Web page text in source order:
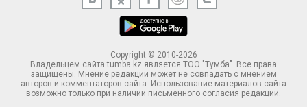
Copyright © 2010-2026
Владельцем сайта tumba.kz является ТОО "Тумба". Все права
защищены. Мнение редакции может не совпадать с мнением
авторов и комментаторов сайта. Использование материалов сайта
возможно только при наличии письменного согласия редакции.